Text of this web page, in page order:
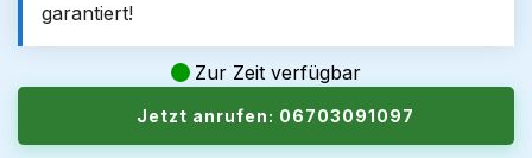
garantiert!
Zur Zeit verfügbar
Jetzt anrufen: 06703091097